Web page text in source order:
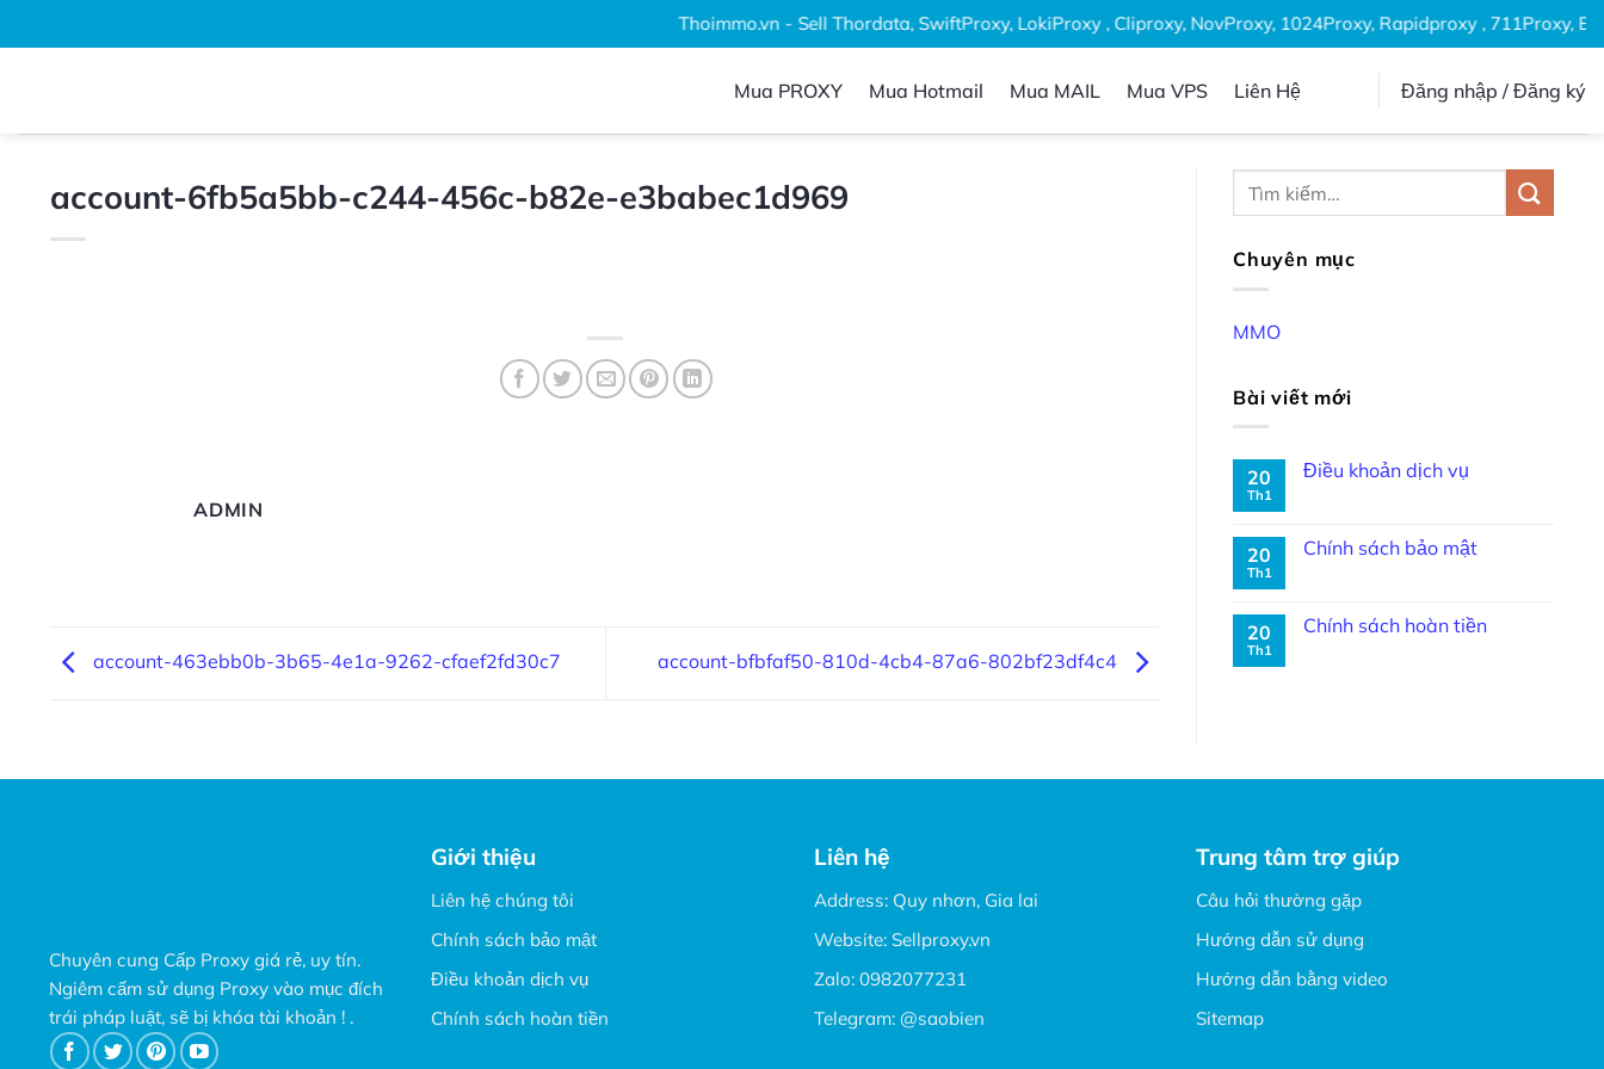
qua
Thoimmo.vn - Sell Thordata, SwiftProxy, LokiProxy , Cliproxy, NovProxy, 1024Proxy, Rapidproxy , 711Proxy,
Mua PROXY Mua Hotmail Mua MAIL Mua VPS Liên Hệ Đăng nhập / Đăng ký
account-6fb5a5bb-c244-456c-b82e-e3babec1d969
ADMIN
account-463ebb0b-3b65-4e1a-9262-cfaef2fd30c7 account-bfbfaf50-810d-4cb4-87a6-802bf23df4c4
Chuyên mục
MMO
Bài viết mới
20
Th1
Điều khoản dịch vụ
20
Th1
Chính sách bảo mật
20
Th1
Chính sách hoàn tiền
Chuyên cung Cấp Proxy giá rẻ, uy tín.
Ngiêm cấm sử dụng Proxy vào mục đích
trái pháp luật, sẽ bị khóa tài khoản ! .
Giới thiệu
Liên hệ chúng tôi
Chính sách bảo mật
Điều khoản dịch vụ
Chính sách hoàn tiền
Liên hệ
Address: Quy nhơn, Gia lai
Website: Sellproxy.vn
Zalo: 0982077231
Telegram: @saobien
Trung tâm trợ giúp
Câu hỏi thường gặp
Hướng dẫn sử dụng
Hướng dẫn bằng video
Sitemap